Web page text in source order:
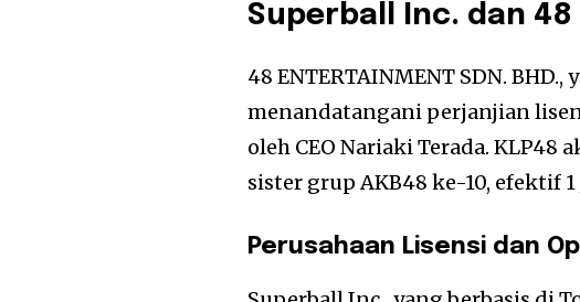
Superball Inc. dan 48
48 ENTERTAINMENT SDN.
menandatangani perjanjian
oleh CEO Nariaki Terada.
sister grup AKB48 ke-10, efektif 1
Perusahaan Lisensi dan